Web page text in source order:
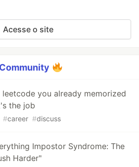
Acesse o site
you already memorized
the job
#career #discuss
Impostor Syndrome: The
Harder"